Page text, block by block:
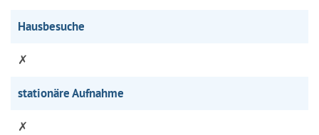
Hausbesuche
✗
stationäre Aufnahme
✗